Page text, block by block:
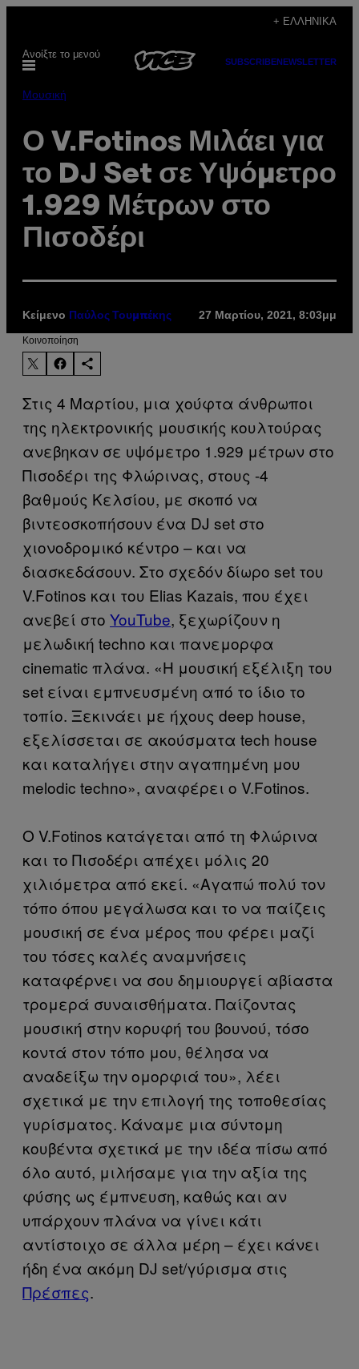
περιεχόμενο
+ ΕΛΛΗΝΙΚΆ
Ανοίξτε το μενού
SUBSCRIBENEWSLETTER
Μουσική
Ο V.Fotinos Μιλάει για
το DJ Set σε Υψόμετρο
1.929 Μέτρων στο
Πισοδέρι
Κείμενο Παύλος Τουμπέκης 27 Μαρτίου, 2021, 8:03μμ
Kοινοποίηση
Στις 4 Μαρτίου, μια χούφτα άνθρωποι
της ηλεκτρονικής μουσικής κουλτούρας
ανεβηκαν σε υψόμετρο 1.929 μέτρων στο
Πισοδέρι της Φλώρινας, στους -4
βαθμούς Κελσίου, με σκοπό να
βιντεοσκοπήσουν ένα DJ set στο
χιονοδρομικό κέντρο – και να
διασκεδάσουν. Στο σχεδόν δίωρο set του
V.Fotinos και του Elias Kazais, που έχει
ανεβεί στο YouTube, ξεχωρίζουν η
μελωδική techno και πανεμορφα
cinematic πλάνα. «Η μουσική εξέλιξη του
set είναι εμπνευσμένη από το ίδιο το
τοπίο. Ξεκινάει με ήχους deep house,
εξελίσσεται σε ακούσματα tech house
και καταλήγει στην αγαπημένη μου
melodic techno», αναφέρει ο V.Fotinos.
O V.Fotinos κατάγεται από τη Φλώρινα
και το Πισοδέρι απέχει μόλις 20
χιλιόμετρα από εκεί. «Αγαπώ πολύ τον
τόπο όπου μεγάλωσα και το να παίζεις
μουσική σε ένα μέρος που φέρει μαζί
του τόσες καλές αναμνήσεις
καταφέρνει να σου δημιουργεί αβίαστα
τρομερά συναισθήματα. Παίζοντας
μουσική στην κορυφή του βουνού, τόσο
κοντά στον τόπο μου, θέλησα να
αναδείξω την ομορφιά του», λέει
σχετικά με την επιλογή της τοποθεσίας
γυρίσματος. Κάναμε μια σύντομη
κουβέντα σχετικά με την ιδέα πίσω από
όλο αυτό, μιλήσαμε για την αξία της
φύσης ως έμπνευση, καθώς και αν
υπάρχουν πλάνα να γίνει κάτι
αντίστοιχο σε άλλα μέρη – έχει κάνει
ήδη ένα ακόμη DJ set/γύρισμα στις
Πρέσπες.